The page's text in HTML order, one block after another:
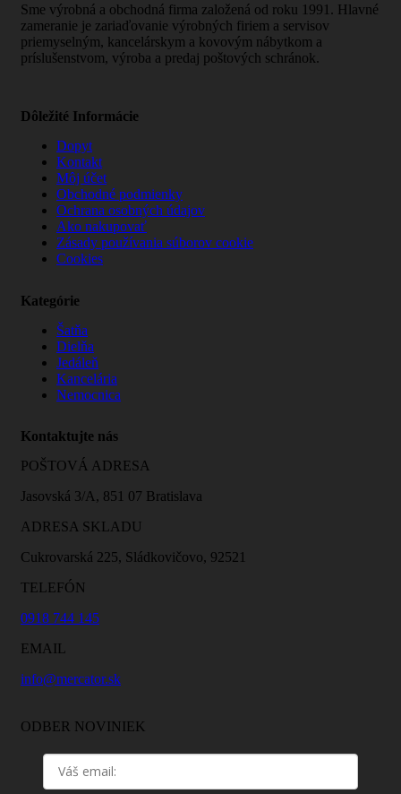
Sme výrobná a obchodná firma založená od roku 1991. Hlavné
zameranie je zariaďovanie výrobných firiem a servisov
priemyselným, kancelárskym a kovovým nábytkom a
príslušenstvom, výroba a predaj poštových schránok.
Dôležité Informácie
Dopyt
Kontakt
Môj účet
Obchodné podmienky
Ochrana osobných údajov
Ako nakupovať
Zásady používania súborov cookie
Cookies
Kategórie
Šatňa
Dielňa
Jedáleň
Kancelária
Nemocnica
Kontaktujte nás
POŠTOVÁ ADRESA
Jasovská 3/A, 851 07 Bratislava
ADRESA SKLADU
Cukrovarská 225, Sládkovičovo, 92521
TELEFÓN
0918 744 145
EMAIL
info@mercator.sk
ODBER NOVINIEK